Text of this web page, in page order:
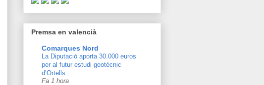
Premsa en valencià
Comarques Nord
La Diputació aporta 30.000 euros
per al futur estudi geotècnic
d’Ortells
Fa 1 hora